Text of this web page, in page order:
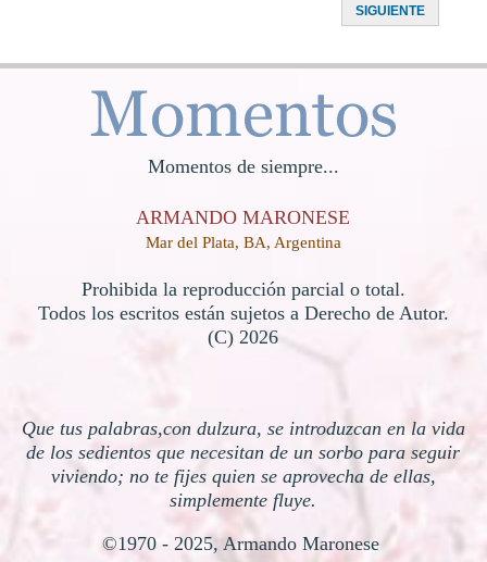
SIGUIENTE
Momentos de siempre...
ARMANDO MARONESE
Mar del Plata, BA, Argentina
Prohibida la reproducción parcial o total.
Todos los escritos están sujetos a Derecho de Autor.
(C)2026
Que tus palabras,con dulzura, se introduzcan en la vida
de los sedientos que necesitan de un sorbo para seguir
viviendo; no te fijes quien se aprovecha de ellas,
simplemente fluye.
©1970 - 2025, Armando Maronese